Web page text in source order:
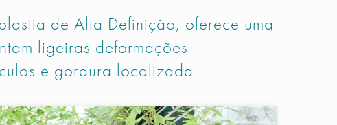
de Alta Definição, oferece uma
ligeiras deformações
e gordura localizada